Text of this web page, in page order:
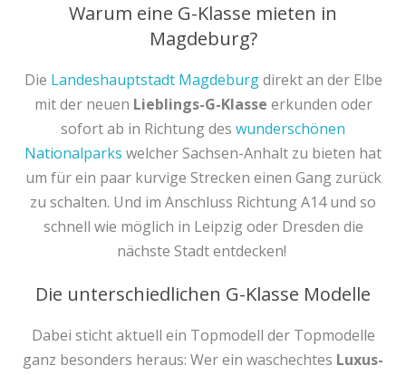
Warum eine G-Klasse mieten in
Magdeburg?
Die Landeshauptstadt Magdeburgdirekt an der Elbe
mit der neuen Lieblings-G-Klasse erkunden oder
sofort ab in Richtung des wunderschönen
Nationalparks welcher Sachsen-Anhalt zu bieten hat
um für ein paar kurvige Strecken einen Gang zurück
zu schalten. Und im Anschluss Richtung A14 und so
schnell wie möglich in Leipzig oder Dresden die
nächste Stadt entdecken!
Die unterschiedlichen G-Klasse Modelle
Dabei sticht aktuell ein Topmodell der Topmodelle
ganz besonders heraus: Wer ein waschechtes Luxus-